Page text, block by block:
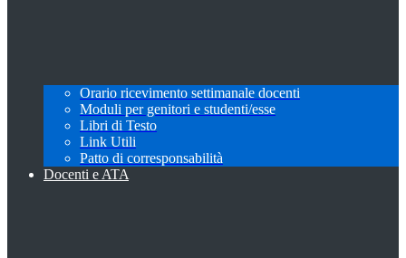
Orario ricevimento settimanale docenti
Moduli per genitori e studenti/esse
Libri di Testo
Link Utili
Patto di corresponsabilità
Docenti e ATA